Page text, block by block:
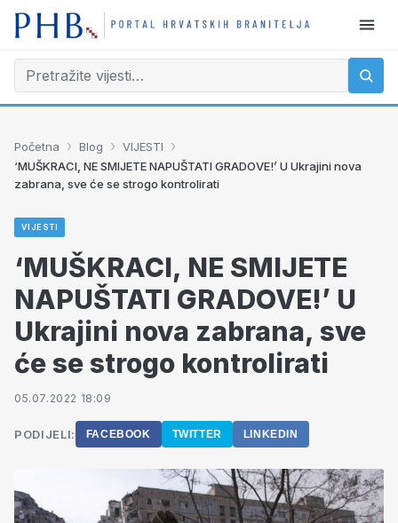
Početna › Blog › VIJESTI ›
‘MUŠKRACI, NE SMIJETE NAPUŠTATI GRADOVE!’ U Ukrajini nova
zabrana, sve će se strogo kontrolirati
VIJESTI
‘MUŠKRACI, NE SMIJETE
NAPUŠTATI GRADOVE!’ U
Ukrajini nova zabrana, sve
će se strogo kontrolirati
05.07.2022 18:09
PODIJELI: FACEBOOK TWITTER LINKEDIN